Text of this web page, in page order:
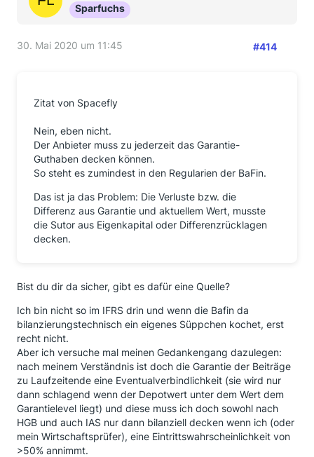
Sparfuchs
30. Mai 2020 um 11:45 #414
Zitat von Spacefly
Nein, eben nicht.
Der Anbieter muss zu jederzeit das Garantie-
Guthaben decken können.
So steht es zumindest in den Regularien der BaFin.
Das ist ja das Problem: Die Verluste bzw. die
Differenz aus Garantie und aktuellem Wert, musste
die Sutor aus Eigenkapital oder Differenzrücklagen
decken.
Bist du dir da sicher, gibt es dafür eine Quelle?
Ich bin nicht so im IFRS drin und wenn die Bafin da
bilanzierungstechnisch ein eigenes Süppchen kochet, erst
recht nicht.
Aber ich versuche mal meinen Gedankengang dazulegen:
nach meinem Verständnis ist doch die Garantie der Beiträge
zu Laufzeitende eine Eventualverbindlichkeit (sie wird nur
dann schlagend wenn der Depotwert unter dem Wert dem
Garantielevel liegt) und diese muss ich doch sowohl nach
HGB und auch IAS nur dann bilanziell decken wenn ich (oder
mein Wirtschaftsprüfer), eine Eintrittswahrscheinlichkeit von
>50% annimmt.